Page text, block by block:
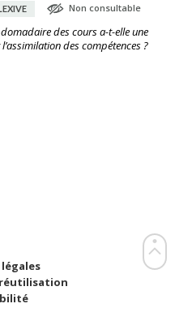
Non consultable
des cours a-t-elle une
des compétences ?